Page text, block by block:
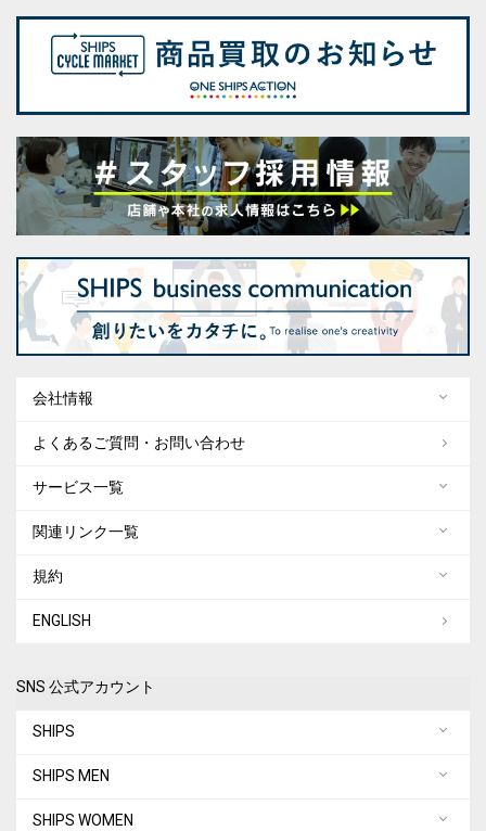
会社情報
よくあるご質問・お問い合わせ
サービス一覧
関連リンク一覧
規約
ENGLISH
SNS 公式アカウント
SHIPS
SHIPS MEN
SHIPS WOMEN